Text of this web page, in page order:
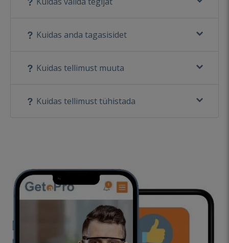
Kuidas anda tagasisidet
Kuidas tellimust muuta
Kuidas tellimust tühistada